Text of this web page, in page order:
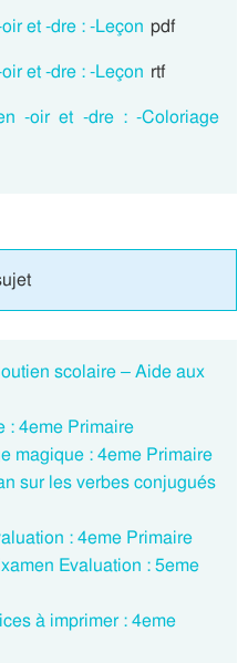
et -dre : -Leçon pdf
et -dre : -Leçon rtf
-oir et -dre : -Coloriage
scolaire – Aide aux
: 4eme Primaire
magique : 4eme Primaire
sur les verbes conjugués
: 4eme Primaire
Evaluation : 5eme
à imprimer : 4eme